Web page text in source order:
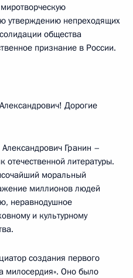
утверждению непреходящих
общества
признание в России.
Дорогие
Гранин –
отечественной литературы.
моральный
миллионов людей
неравнодушное
и культурному
создания первого
милосердия». Оно было